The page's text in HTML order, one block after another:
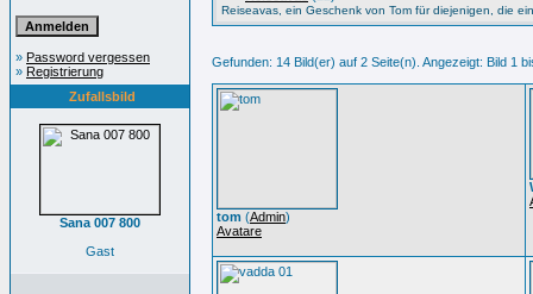
» Password vergessen
» Registrierung
Zufallsbild
Sana 007 800
Gast
Reiseavas, ein Geschenk von Tom für diejenigen, die
Gefunden: 14 Bild(er) auf 2 Seite(n). Angezeigt: Bild 1
tom (Admin)
Avatare